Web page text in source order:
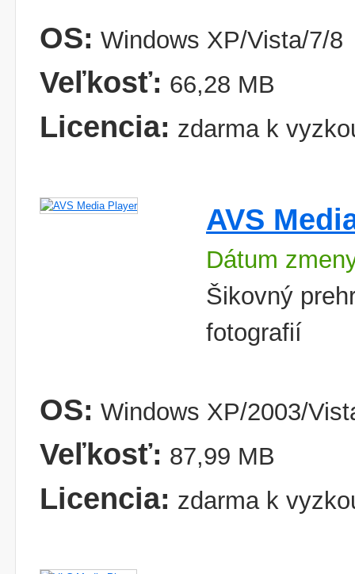
OS: Windows XP/Vista/7/8
Veľkosť: 66,28 MB
Licencia: zdarma k
AVS
Dátum
Šikovný
fotografií
OS: Windows XP/2003/
Veľkosť: 87,99 MB
Licencia: zdarma k